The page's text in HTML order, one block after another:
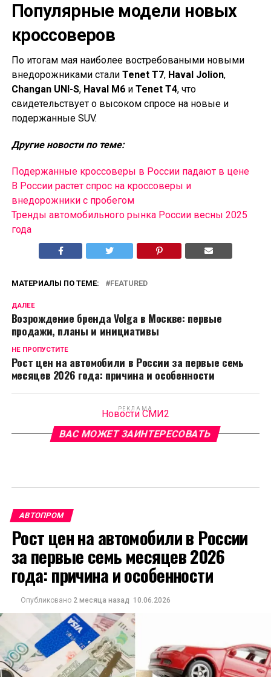
Популярные модели новых
кроссоверов
По итогам мая наиболее востребоваными новыми
внедорожниками стали Tenet T7, Haval Jolion,
Changan UNI-S, Haval M6и Tenet T4, что
свидетельствует о высоком спросе на новые и
подержанные SUV.
Другие новости по теме:
Подержанные кроссоверы в России падают в цене
В России растет спрос на кроссоверы и
внедорожники с пробегом
Тренды автомобильного рынка России весны 2025
года
МАТЕРИАЛЫ ПО ТЕМЕ: FEATURED
ДАЛЕЕ
Возрождение бренда Volga в Москве: первые
продажи, планы и инициативы
НЕ ПРОПУСТИТЕ
Рост цен на автомобили в России за первые семь
месяцев 2026 года: причина и особенности
РЕКЛАМА
Новости СМИ2
ВАС МОЖЕТ ЗАИНТЕРЕСОВАТЬ
АВТОПРОМ
Рост цен на автомобили в России
за первые семь месяцев 2026
года: причина и особенности
Опубликовано 2 месяца назад 10.06.2026